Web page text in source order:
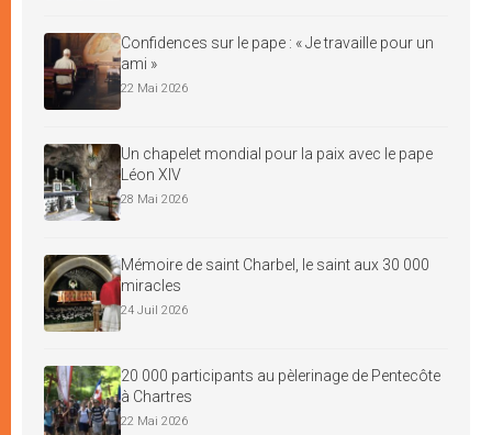
Confidences sur le pape : « Je travaille pour un
ami »
22 Mai 2026
Un chapelet mondial pour la paix avec le pape
Léon XIV
28 Mai 2026
Mémoire de saint Charbel, le saint aux 30 000
miracles
24 Juil 2026
20 000 participants au pèlerinage de Pentecôte
à Chartres
22 Mai 2026